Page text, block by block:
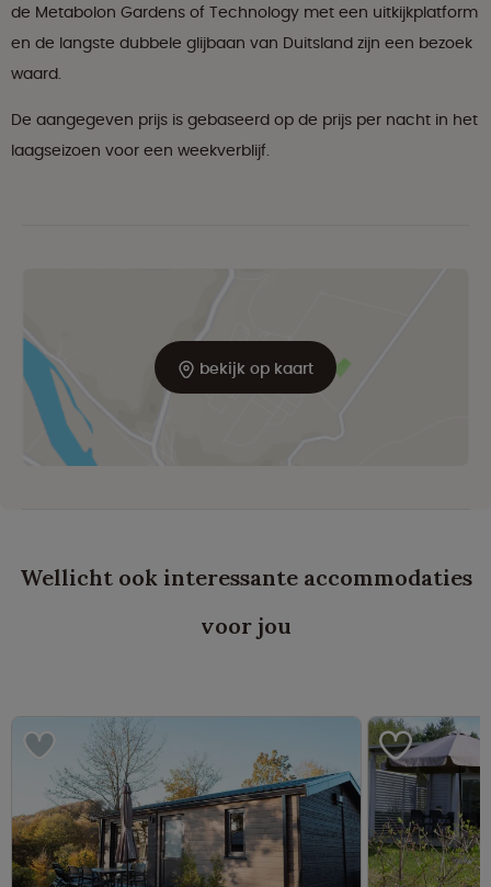
de Metabolon Gardens of Technology met een uitkijkplatform
en de langste dubbele glijbaan van Duitsland zijn een bezoek
waard.
De aangegeven prijs is gebaseerd op de prijs per nacht in het
laagseizoen voor een weekverblijf.
bekijk op kaart
Wellicht ook interessante accommodaties
voor jou